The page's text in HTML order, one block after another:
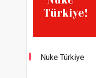
Nuke Türkiye